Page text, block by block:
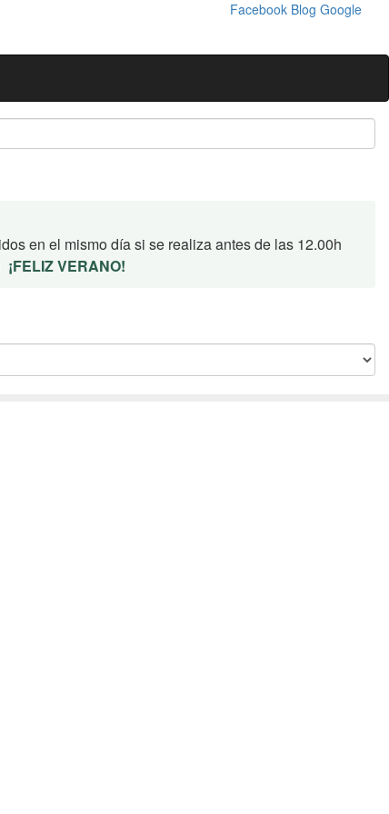
Facebook Blog Google
en el mismo día si se realiza antes de las 12.00h
¡FELIZ VERANO!